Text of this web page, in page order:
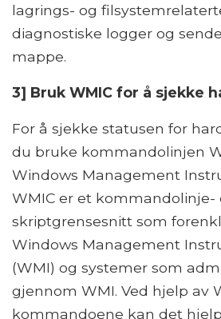
lagrings- og
diagnostiske logger og
mappe.
3] Bruk WMIC for å sjekke
For å sjekke statusen for
du bruke kommandolinjen
Windows Management
WMIC er et kommandolinje-
skriptgrensesnitt som
Windows Management
(WMI) og systemer som
gjennom WMI. Ved hjelp av
kommandoene kan det